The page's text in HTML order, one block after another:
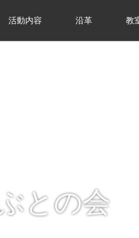
活動内容 沿革 教
との会